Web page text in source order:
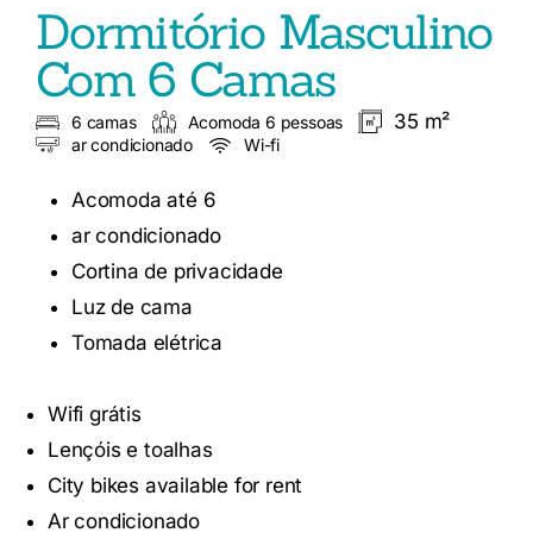
Dormitório Masculino
Com 6 Camas
6 camas Acomoda 6 pessoas 35 m²
ar condicionado Wi-fi
Acomoda até 6
ar condicionado
Cortina de privacidade
Luz de cama
Tomada elétrica
Wifi grátis
Lençóis e toalhas
City bikes available for rent
Ar condicionado